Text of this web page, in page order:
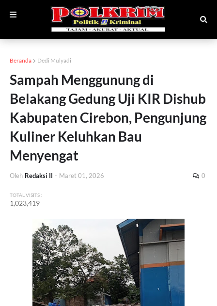
Beranda Dedi Mulyadi
Sampah Menggunung di
Belakang Gedung Uji KIR Dishub
Kabupaten Cirebon, Pengunjung
Kuliner Keluhkan Bau
Menyengat
Oleh Redaksi II - Maret 01, 2026 0
TOTAL VISITS :
1,023,419